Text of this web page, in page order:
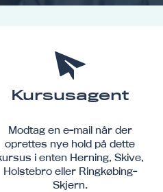
Kursusagent
Modtag en e-mail når der
oprettes nye hold på dette
i enten Herning, Skive,
Holstebro eller Ringkøbing-
Skjern.